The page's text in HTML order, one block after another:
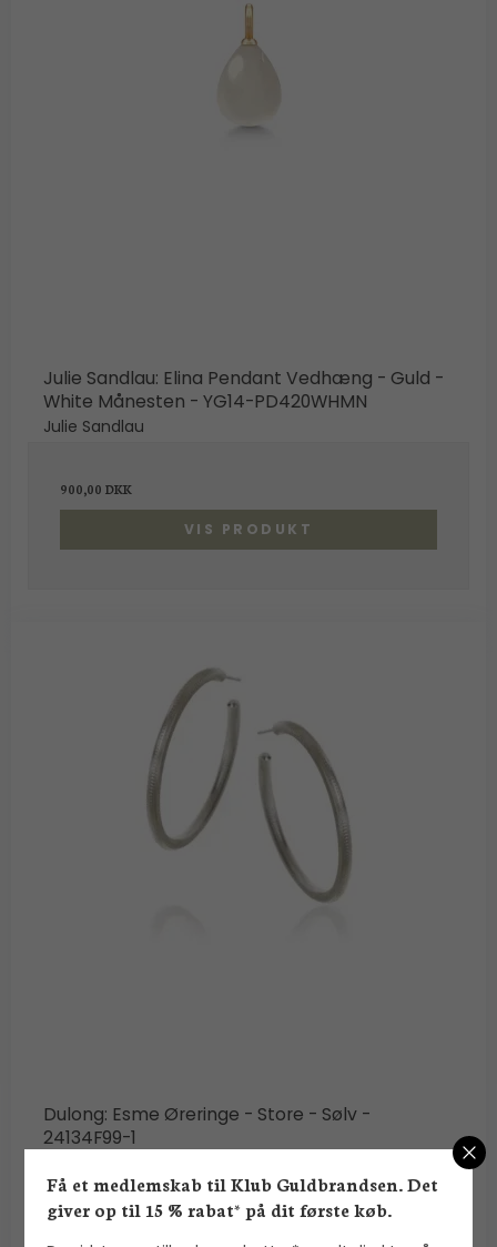
Julie Sandlau: Elina Pendant Vedhæng - Guld -
White Månesten - YG14-PD420WHMN
Julie Sandlau
900,00 DKK
VIS PRODUKT
Dulong: Esme Øreringe - Store - Sølv -
24134F99-1
1.900,00 DKK
Få et medlemskab til Klub Guldbrandsen. Det
giver op til 15 % rabat* på dit første køb.